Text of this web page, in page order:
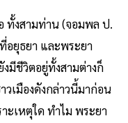
ทั้งสามท่าน (จอมพล ป.
ยุธยา และพระยา
มีชีวิตอยู่ทั้งสามต่างก็
เมืองดังกล่าวนี้มาก่อน
เหตุใด ทำไม พระยา